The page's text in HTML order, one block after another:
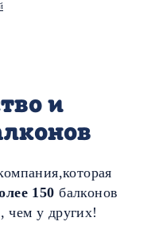
и
150 балконов
чем у других!